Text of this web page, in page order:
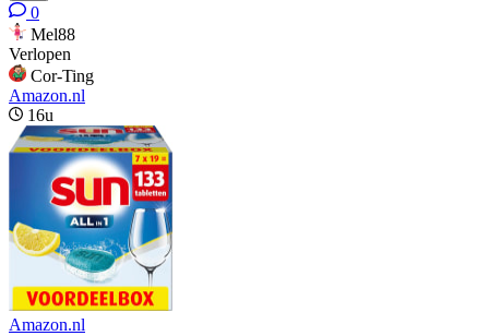
0
Mel88
Verlopen
Cor-Ting
Amazon.nl
16u
Amazon.nl